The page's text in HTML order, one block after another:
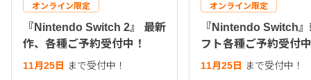
オンライン限定
『Nintendo Switch 2』 最新
作、各種ご予約受付中！
11月25日 まで受付中！
オンライン限定
『Nintendo Switch
フト各種ご予約受付
11月25日 まで受付中！